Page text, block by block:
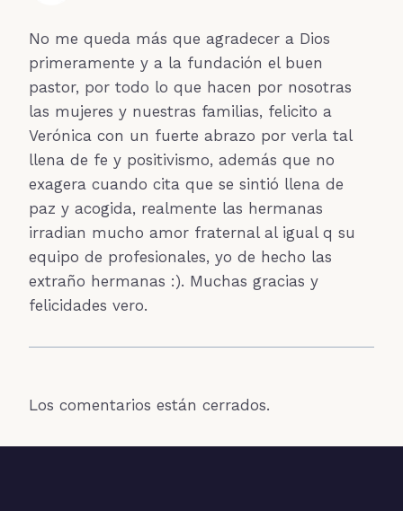
No me queda más que agradecer a Dios
primeramente y a la fundación el buen
pastor, por todo lo que hacen por nosotras
las mujeres y nuestras familias, felicito a
Verónica con un fuerte abrazo por verla tal
llena de fe y positivismo, además que no
exagera cuando cita que se sintió llena de
paz y acogida, realmente las hermanas
irradian mucho amor fraternal al igual q su
equipo de profesionales, yo de hecho las
extraño hermanas :). Muchas gracias y
felicidades vero.
Los comentarios están cerrados.